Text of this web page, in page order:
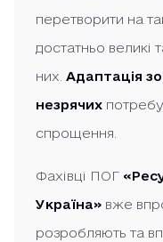
перетворити на
достатньо великі
них. Адаптація
незрячих
спрощення.
Фахівці ПОГ
Україна» вже
розробляють та